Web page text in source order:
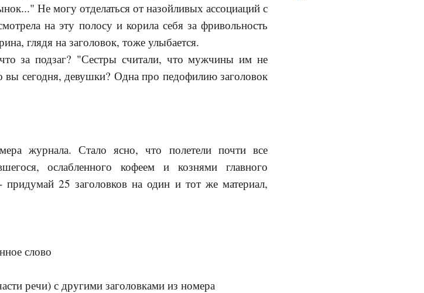
Не могу отделаться от назойливых ассоциаций с
на эту полосу и корила себя за фривольность
глядя на заголовок, тоже улыбается.
за подзаг? "Сестры считали, что мужчины им не
сегодня, девушки? Одна про педофилию заголовок
журнала. Стало ясно, что полетели почти все
ослабленного кофеем и кознями главного
придумай 25 заголовков на один и тот же материал,
слово
речи) с другими заголовками из номера